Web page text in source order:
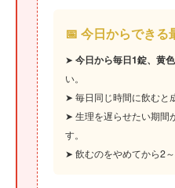
📅 今日からできる
➤ 今日から毎日1錠、黄
い。
➤ 毎日同じ時間に飲むと
➤ 生理を遅らせたい期間
す。
➤ 飲むのをやめてから2